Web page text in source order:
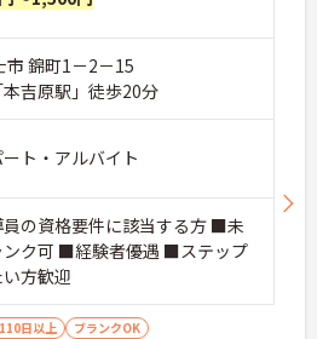
市 錦町1－2－15
吉原駅」徒歩20分
ト・アルバイト
の資格要件に該当する方 ■未
ンク可 ■経験者優遇 ■ステップ
方歓迎
日以上
ブランクOK